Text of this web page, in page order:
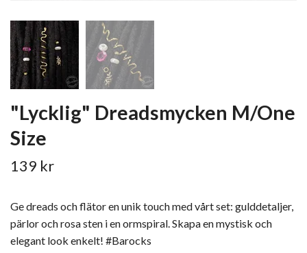
"Lycklig" Dreadsmycken M/One
Size
139 kr
Ge dreads och flätor en unik touch med vårt set: gulddetaljer,
pärlor och rosa sten i en ormspiral. Skapa en mystisk och
elegant look enkelt! #Barocks